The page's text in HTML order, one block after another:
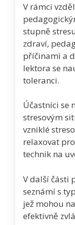
V rámci
stupně
zdraví,
příčinami a
lektora se
toleranci.
Účastníci se
stresovým
vzniklé
relaxovat
technik na
V další části
seznámí s
jež mohou
efektivně